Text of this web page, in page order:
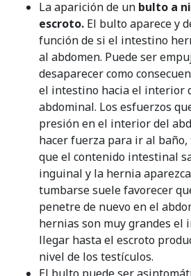
La aparición de un bulto a
escroto. El bulto aparece y
función de si el intestino
al abdomen. Puede ser
desaparecer como
el intestino hacia el interior
abdominal. Los esfuerzos
presión en el interior del
hacer fuerza para ir al baño,
que el contenido intestinal
inguinal y la hernia
tumbarse suele favorecer
penetre de nuevo en el
hernias son muy grandes el
llegar hasta el escroto
nivel de los testículos.